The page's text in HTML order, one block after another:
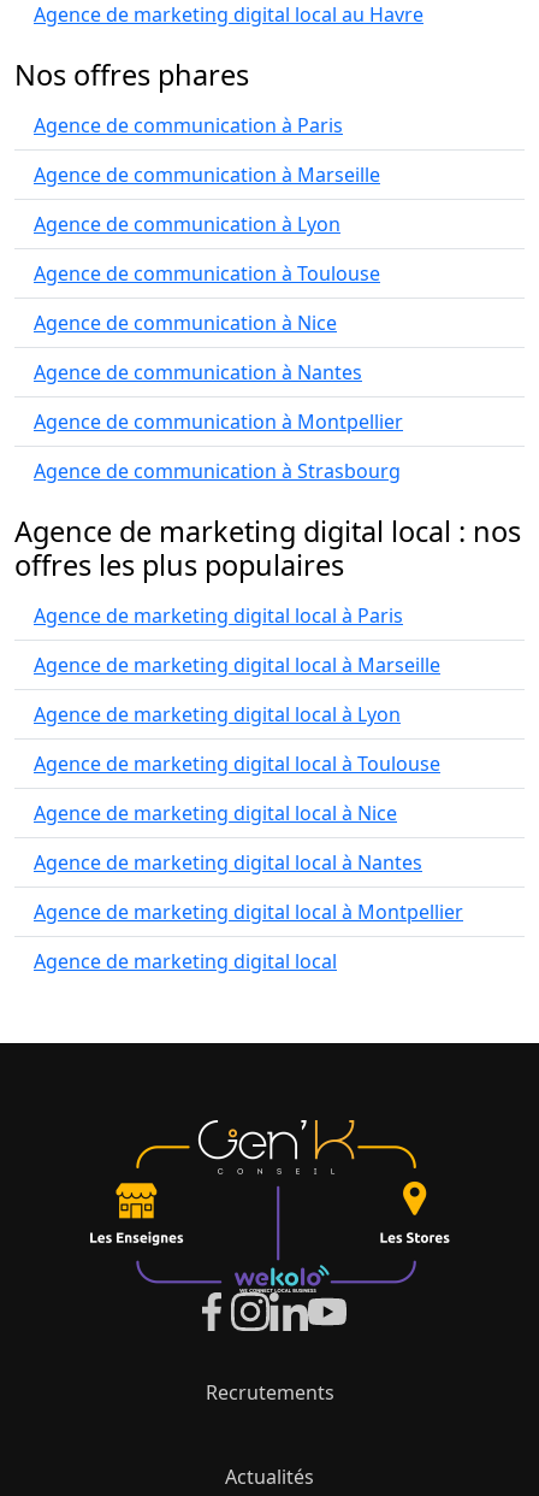
Agence de marketing digital local au Havre
Nos offres phares
Agence de communication à Paris
Agence de communication à Marseille
Agence de communication à Lyon
Agence de communication à Toulouse
Agence de communication à Nice
Agence de communication à Nantes
Agence de communication à Montpellier
Agence de communication à Strasbourg
Agence de marketing digital local : nos
offres les plus populaires
Agence de marketing digital local à Paris
Agence de marketing digital local à Marseille
Agence de marketing digital local à Lyon
Agence de marketing digital local à Toulouse
Agence de marketing digital local à Nice
Agence de marketing digital local à Nantes
Agence de marketing digital local à Montpellier
Agence de marketing digital local
Recrutements
Actualités